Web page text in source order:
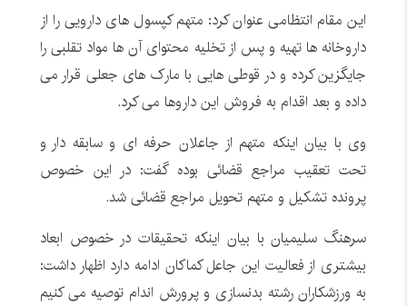
این مقام انتظامی عنوان کرد: متهم کپسول های دارویی را از
داروخانه ها تهیه و پس از تخلیه محتوای آن ها مواد تقلبی را
جایگزین کرده و در قوطی هایی با مارک های جعلی قرار می
داده و بعد اقدام به فروش این داروها می کرد.
وی با بیان اینکه متهم از جاعلان حرفه ای و سابقه دار و
تحت تعقیب مراجع قضائی بوده گفت: در این خصوص
پرونده تشکیل و متهم تحویل مراجع قضائی شد.
سرهنگ سلیمیان با بیان اینکه تحقیقات در خصوص ابعاد
بیشتری از فعالیت این جاعل کماکان ادامه دارد اظهار داشت:
به ورزشکاران رشته بدنسازی و پرورش اندام توصیه می کنیم